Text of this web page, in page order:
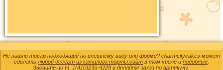
Не нашли товар подходящий по внешнему виду или форме? charmcitycakes может
сделать любой десерт из каталога торты.сайт в том числе и подобные
Звоните по т. 1(410)235-9229и делайте заказ по артикулу.